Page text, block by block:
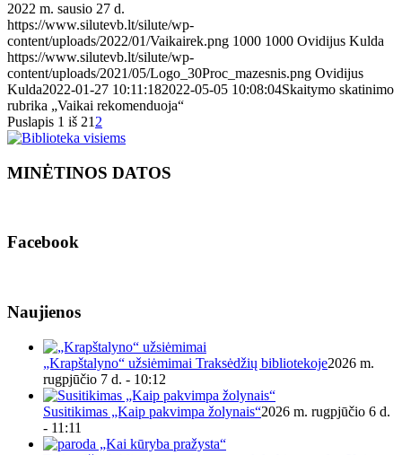
2022 m. sausio 27 d.
https://www.silutevb.lt/silute/wp-
content/uploads/2022/01/Vaikairek.png 1000 1000 Ovidijus Kulda
https://www.silutevb.lt/silute/wp-
content/uploads/2021/05/Logo_30Proc_mazesnis.png Ovidijus
Kulda2022-01-27 10:11:182022-05-05 10:08:04Skaitymo skatinimo
rubrika „Vaikai rekomenduoja“
Puslapis 1 iš 21 2
MINĖTINOS DATOS
Facebook
Naujienos
„Krapštalyno“ užsiėmimai Traksėdžių bibliotekoje2026 m.
rugpjūčio 7 d. - 10:12
Susitikimas „Kaip pakvimpa žolynais“2026 m. rugpjūčio 6 d.
- 11:11